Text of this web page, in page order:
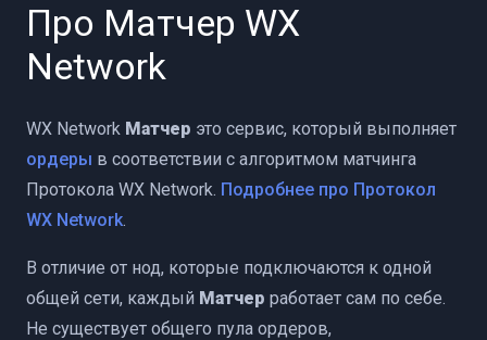
Про Матчер WX
Network
WX Network Матчер это сервис, который выполняет
ордеры в соответствии с алгоритмом матчинга
Протокола WX Network. Подробнее про Протокол
WX Network.
В отличие от нод, которые подключаются к одной
общей сети, каждый Матчер работает сам по себе.
Не существует общего пула ордеров,